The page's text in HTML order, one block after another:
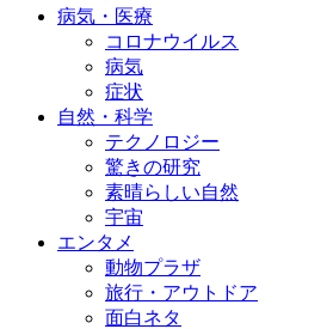
病気・医療
コロナウイルス
病気
症状
自然・科学
テクノロジー
驚きの研究
素晴らしい自然
宇宙
エンタメ
動物プラザ
旅行・アウトドア
面白ネタ